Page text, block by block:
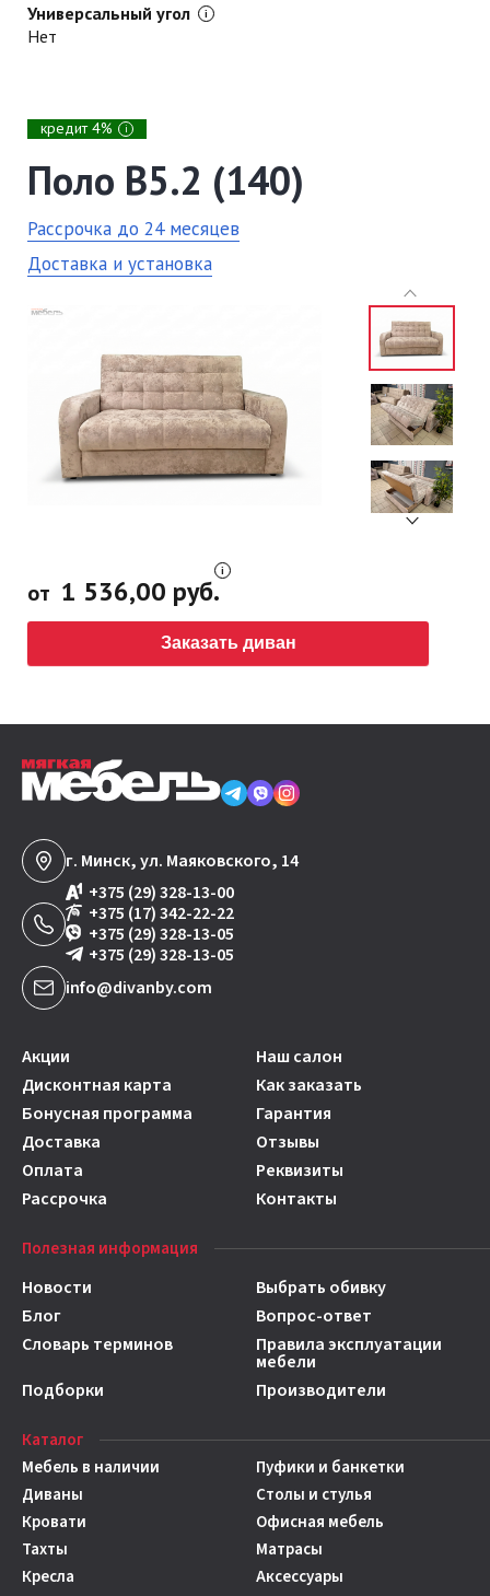
Универсальный угол
Нет
кредит 4% i
Поло В5.2 (140)
Рассрочка до 24 месяцев
Доставка и установка
от 1 536,00 руб.
Заказать диван
г. Минск, ул. Маяковского, 14
+375 (29) 328-13-00
+375 (17) 342-22-22
+375 (29) 328-13-05
+375 (29) 328-13-05
info@divanby.com
Акции
Наш салон
Дисконтная карта
Как заказать
Бонусная программа
Гарантия
Доставка
Отзывы
Оплата
Реквизиты
Рассрочка
Контакты
Полезная информация
Новости
Выбрать обивку
Блог
Вопрос-ответ
Словарь терминов
Правила эксплуатации
мебели
Подборки
Производители
Каталог
Мебель в наличии
Диваны
Кровати
Тахты
Кресла
Пуфики и банкетки
Столы и стулья
Офисная мебель
Матрасы
Аксессуары